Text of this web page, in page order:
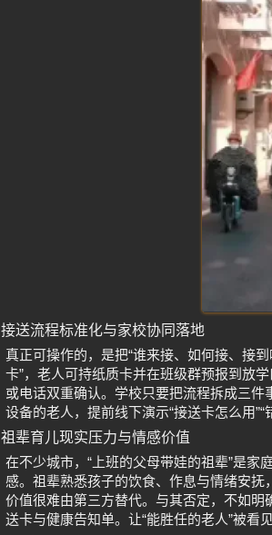
接送流程标准化与家校协同落地
真正可操作的，是把“谁来接、如何接、接
卡”，老人可持纸质卡并在班级群预报到放
或电话双重确认。学校只要把流程拆成三
设备的老人，提前线下演示“接送卡怎么用”“
祖辈育儿现实压力与情感价值
在不少城市，“上班的父母带娃的祖辈”是家
感。祖辈熟悉孩子的饮食、作息与情绪安抚
价值很难由第三方替代。与其否定，不如明
送卡与健康告知单。让“能胜任的老人”被看